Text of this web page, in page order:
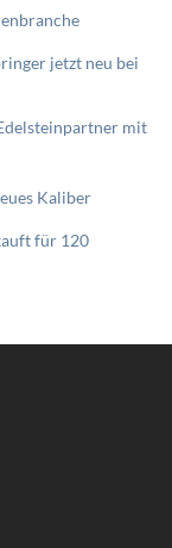
jetzt neu bei
mit
Kaliber
für 120